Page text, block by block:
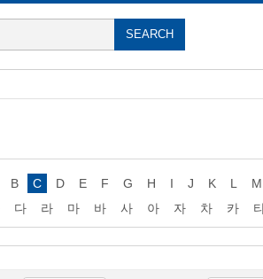
B C D E F G H I J K L M
다 라 마 바 사 아 자 차 카